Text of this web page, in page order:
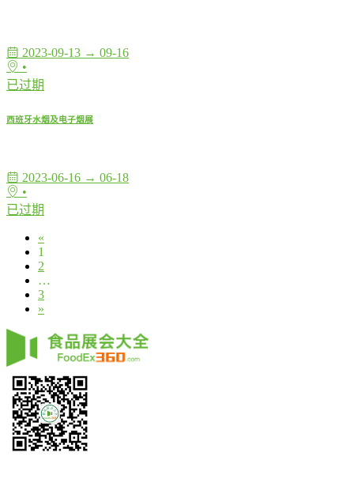
2023-09-13 → 09-16
•
已过期
西班牙水烟及电子烟展
2023-06-16 → 06-18
•
已过期
«
1
2
…
3
»